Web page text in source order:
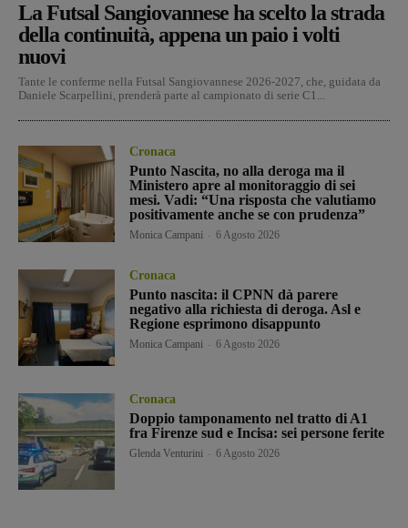
La Futsal Sangiovannese ha scelto la strada
della continuità, appena un paio i volti
nuovi
Tante le conferme nella Futsal Sangiovannese 2026-2027, che, guidata da
Daniele Scarpellini, prenderà parte al campionato di serie C1...
Cronaca
Punto Nascita, no alla deroga ma il
Ministero apre al monitoraggio di sei
mesi. Vadi: “Una risposta che valutiamo
positivamente anche se con prudenza”
Monica Campani 6 Agosto 2026
Cronaca
Punto nascita: il CPNN dà parere
negativo alla richiesta di deroga. Asl e
Regione esprimono disappunto
Monica Campani 6 Agosto 2026
Cronaca
Doppio tamponamento nel tratto di A1
fra Firenze sud e Incisa: sei persone ferite
Glenda Venturini 6 Agosto 2026